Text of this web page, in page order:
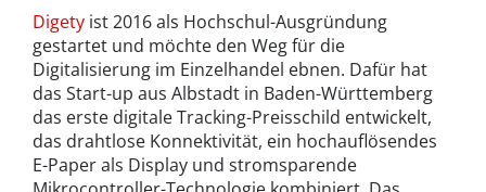
Digety ist 2016 als Hochschul-Ausgründung
gestartet und möchte den Weg für die
Digitalisierung im Einzelhandel ebnen. Dafür hat
das Start-up aus Albstadt in Baden-Württemberg
das erste digitale Tracking-Preisschild entwickelt,
das drahtlose Konnektivität, ein hochauflösendes
E-Paper als Display und stromsparende